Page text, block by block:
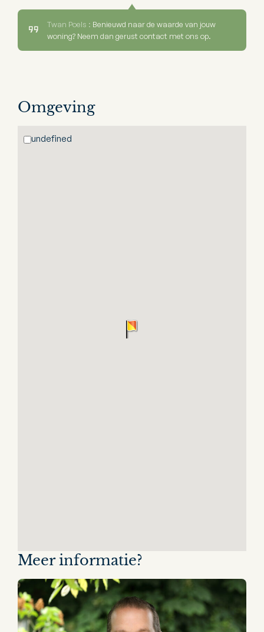
Twan Poels : Benieuwd naar de waarde van jouw
woning? Neem dan gerust contact met ons op.
Omgeving
undefined
Meer informatie?